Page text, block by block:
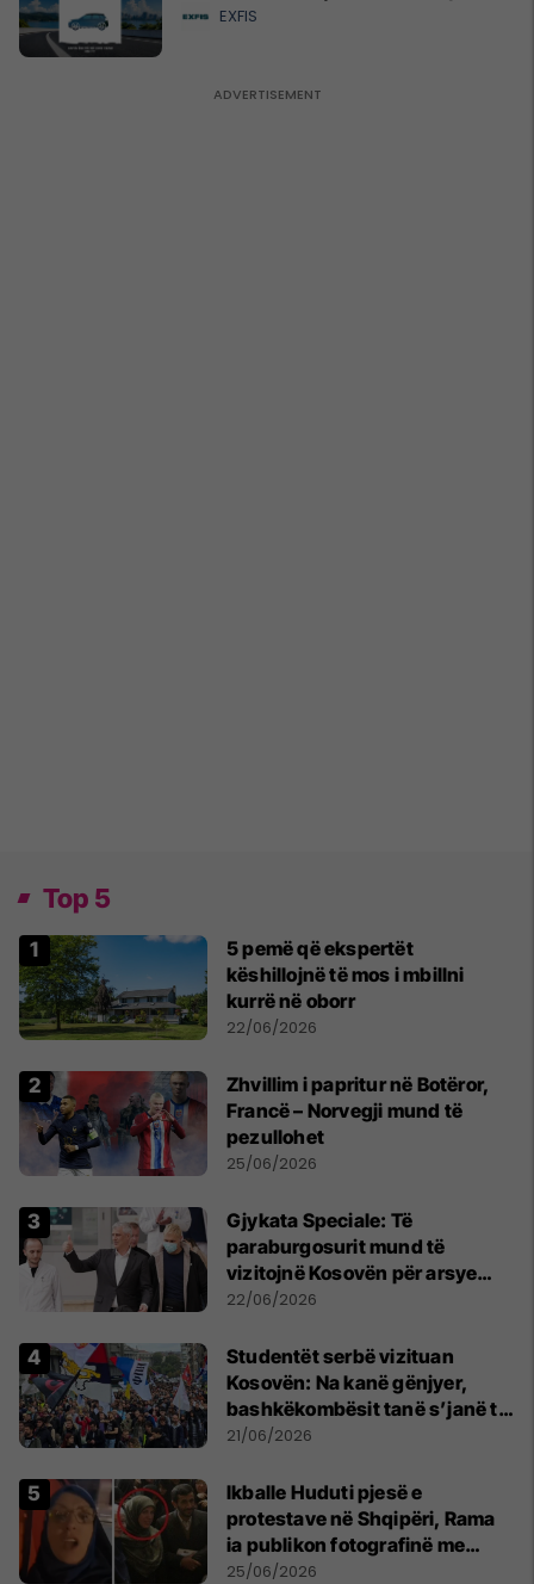
EXFIS
Top 5
5 pemë që ekspertët
këshillojnë të mos i mbillni
kurrë në oborr
22/06/2026
Zhvillim i papritur në Botëror,
Francë – Norvegji mund të
pezullohet
25/06/2026
​Gjykata Speciale: Të
paraburgosurit mund të
vizitojnë Kosovën për arsye
humanitare
22/06/2026
Studentët serbë vizituan
Kosovën: Na kanë gënjyer,
bashkëkombësit tanë s’janë të
shtypur
21/06/2026
Ikballe Huduti pjesë e
protestave në Shqipëri, Rama
ia publikon fotografinë me
Ahmadinejadin e Iranit
25/06/2026